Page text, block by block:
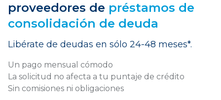
proveedores de préstamos de
consolidación de deuda
Libérate de deudas en sólo 24-48 meses*.
Un pago mensual cómodo
La solicitud no afecta a tu puntaje de crédito
Sin comisiones ni obligaciones